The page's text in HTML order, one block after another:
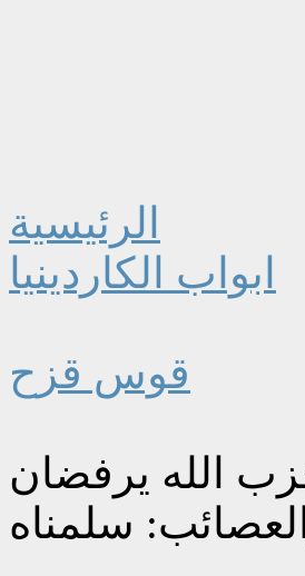
الرئيسية
ابواب الكاردينيا
قوس قزح
الله يرفضان
سلمناه